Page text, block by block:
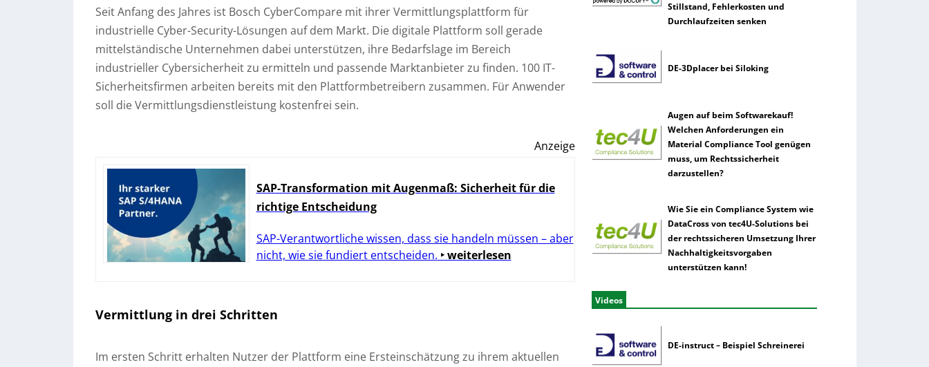
Seit Anfang des Jahres ist Bosch CyberCompare mit ihrer Vermittlungsplattform für
industrielle Cyber-Security-Lösungen auf dem Markt. Die digitale Plattform soll gerade
mittelständische Unternehmen dabei unterstützen, ihre Bedarfslage im Bereich
industrieller Cybersicherheit zu ermitteln und passende Marktanbieter zu finden. 100 IT-
Sicherheitsfirmen arbeiten bereits mit den Plattformbetreibern zusammen. Für Anwender
soll die Vermittlungsdienstleistung kostenfrei sein.
Anzeige
SAP-Transformation mit Augenmaß: Sicherheit für die
richtige Entscheidung
SAP-Verantwortliche wissen, dass sie handeln müssen – aber
nicht, wie sie fundiert entscheiden. ‣ weiterlesen
Vermittlung in drei Schritten
Im ersten Schritt erhalten Nutzer der Plattform eine Ersteinschätzung zu ihrem aktuellen
Stillstand, Fehlerkosten und
Durchlaufzeiten senken
DE-3Dplacer bei Siloking
Augen auf beim Softwarekauf!
Welchen Anforderungen ein
Material Compliance Tool genügen
muss, um Rechtssicherheit
darzustellen?
Wie Sie ein Compliance System wie
DataCross von tec4U-Solutions bei
der rechtssicheren Umsetzung Ihrer
Nachhaltigkeitsvorgaben
unterstützen kann!
Videos
DE-instruct – Beispiel Schreinerei